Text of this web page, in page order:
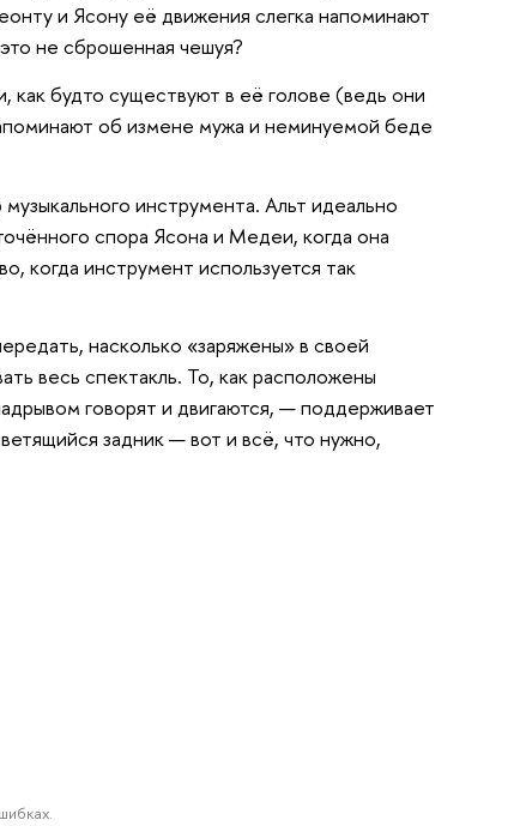
и Ясону её движения слегка напоминают
не сброшенная чешуя?
будто существуют в её голове (ведь они
об измене мужа и неминуемой беде
инструмента. Альт идеально
спора Ясона и Медеи, когда она
когда инструмент используется так
насколько «заряжены» в своей
весь спектакль. То, как расположены
говорят и двигаются, — поддерживает
задник — вот и всё, что нужно,